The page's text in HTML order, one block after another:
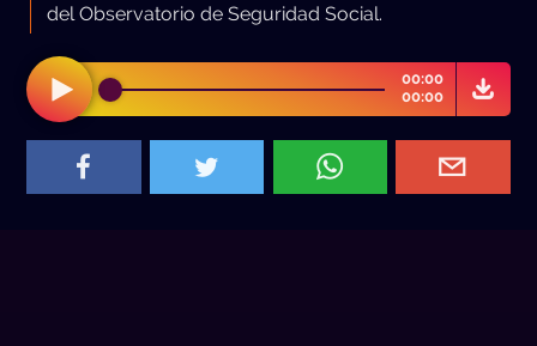
del Observatorio de Seguridad Social.
00:00
00:00